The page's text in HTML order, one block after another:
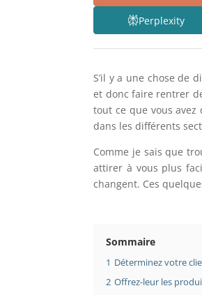
Perplexity
S’il y a une chose de
et donc faire rentrer
tout ce que vous avez
dans les différents
Comme je sais que
attirer à vous plus
changent. Ces
Sommaire
1 Déterminez votre
2 Offrez-leur les